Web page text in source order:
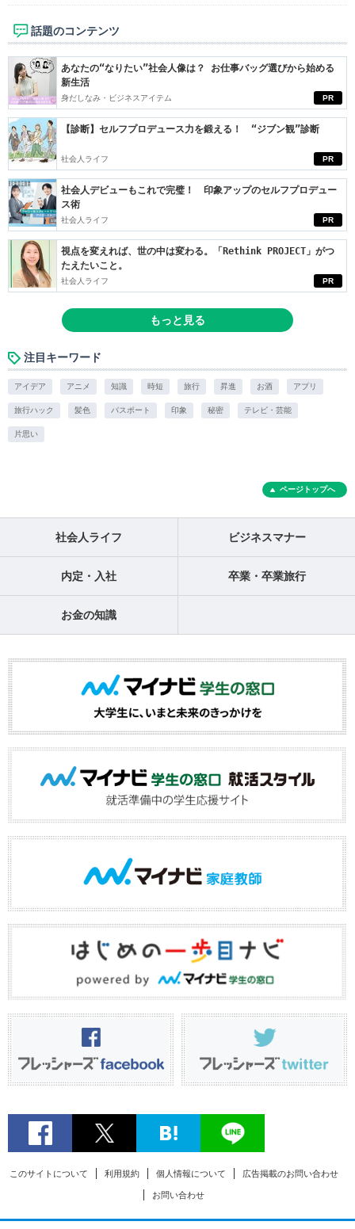
話題のコンテンツ
PR
あなたの“なりたい”社会人像は？ お仕事バッグ選びから始める
新生活
身だしなみ・ビジネスアイテム
PR
【診断】セルフプロデュース力を鍛える！ “ジブン観”診断
社会人ライフ
PR
社会人デビューもこれで完璧！ 印象アップのセルフプロデュー
ス術
社会人ライフ
PR
視点を変えれば、世の中は変わる。「Rethink PROJECT」がつ
たえたいこと。
社会人ライフ
もっと見る
注目キーワード
アイデア アニメ 知識 時短 旅行 昇進 お酒 アプリ
旅行ハック 髪色 パスポート 印象 秘密 テレビ・芸能
片思い
ページトップへ
社会人ライフ ビジネスマナー
内定・入社 卒業・卒業旅行
お金の知識
このサイトについて 利用規約 個人情報について 広告掲載のお問い合わせ
お問い合わせ